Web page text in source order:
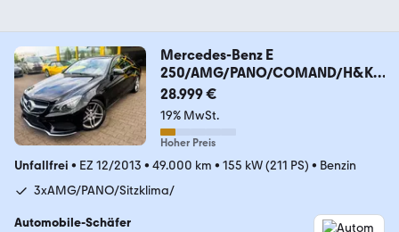
Mercedes-Benz E
250/AMG/PANO/COMAND/H&K/I
LS+/KAMERA
28.999 €
19% MwSt.
Hoher Preis
Unfallfrei • EZ 12/2013 • 49.000 km • 155 kW (211 PS) • Benzin
3xAMG/PANO/Sitzklima/
Automobile-Schäfer